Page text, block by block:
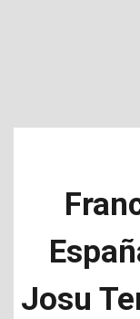
Josu